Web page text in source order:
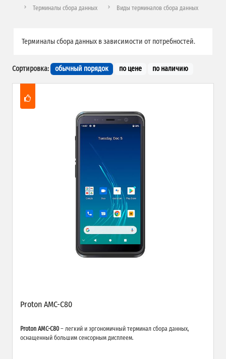
Терминалы сбора данных
Виды терминалов сбора данных
Терминалы сбора данных в зависимости от потребностей.
Сортировка: обычный порядок по цене по наличию
Proton AMC-C80
Proton AMC-C80 – легкий и эргономичный терминал сбора данных,
оснащенный большим сенсорным дисплеем.